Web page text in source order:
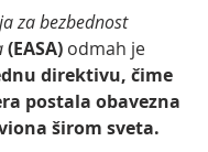
za bezbednost
(EASA) odmah je
direktivu, čime
postala obavezna
širom sveta.